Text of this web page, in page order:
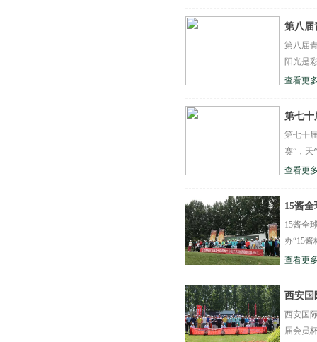
第八届
第八届
阳光是
查看更
第七十
第七十
赛”，天
查看更
15酱
15酱全
办“15
查看更
西安国
西安国
届会员